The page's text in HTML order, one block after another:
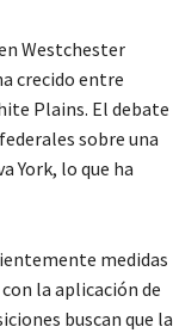
Westchester
crecido entre
Plains. El debate
sobre una
York, lo que ha
medidas
la aplicación de
buscan que la